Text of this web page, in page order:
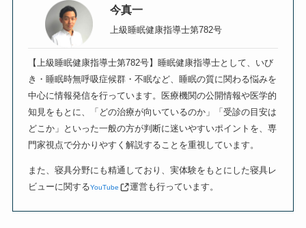
今真一
上級睡眠健康指導士第782号
【上級睡眠健康指導士第782号】睡眠健康指導士として、いび
き・睡眠時無呼吸症候群・不眠など、睡眠の質に関わる悩みを
中心に情報発信を行っています。医療機関の公開情報や医学的
知見をもとに、「どの治療が向いているのか」「受診の目安は
どこか」といった一般の方が判断に迷いやすいポイントを、専
門家視点で分かりやすく解説することを重視しています。
また、寝具分野にも精通しており、実体験をもとにした寝具レ
ビューに関するYouTube 運営も行っています。